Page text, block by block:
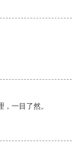
一目了然。